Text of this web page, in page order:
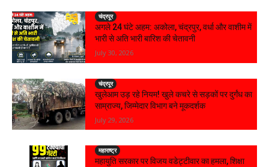
चंद्रपूर
अगले 24 घंटे अहम: अकोला, चंद्रपुर, वर्धा और वाशीम में
भारी से अति भारी बारिश की चेतावनी
July 30, 2026
चंद्रपूर
खुलेआम उड़ रहे नियम! खुले कचरे से सड़कों पर दुर्गंध का
साम्राज्य, जिम्मेदार विभाग बने मूकदर्शक
July 29, 2026
महाराष्ट्र
महायुति सरकार पर विजय वडेट्टीवार का हमला, शिक्षा